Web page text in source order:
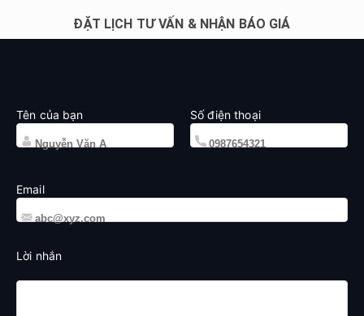
ĐẶT LỊCH TƯ VẤN & NHẬN BÁO GIÁ
Tên của bạn Số điện thoại
Email
Lời nhắn